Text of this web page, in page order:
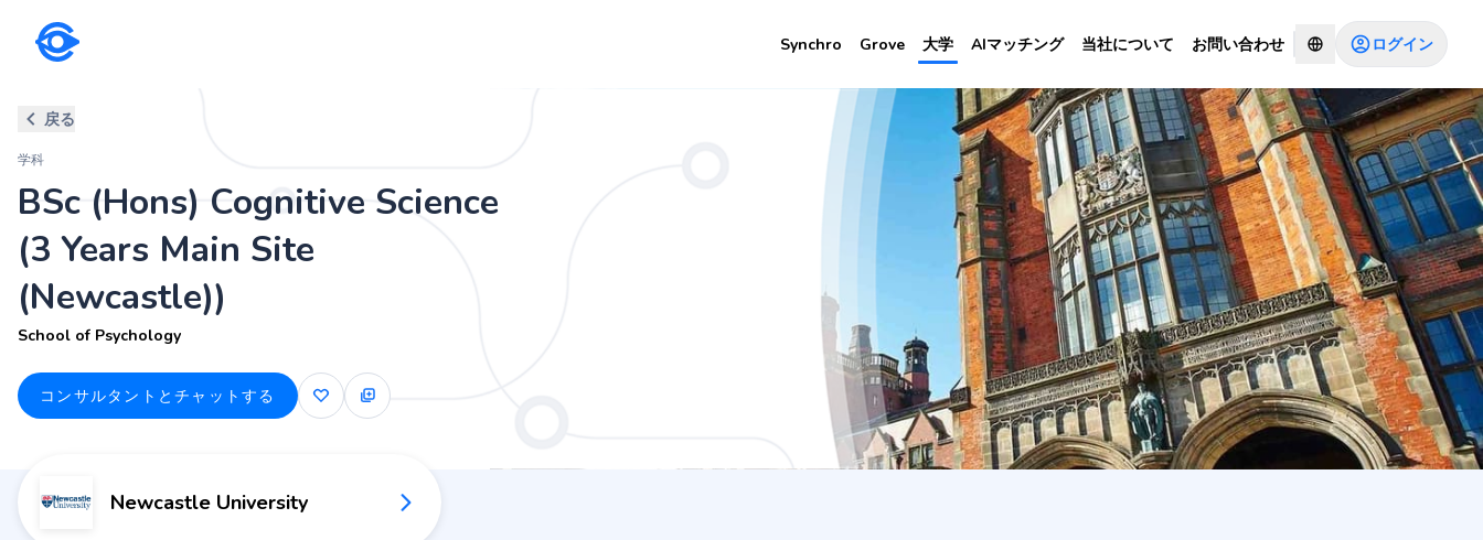
Synchro Grove 大学 AIマッチング 当社について お問い合わせ ログイン
BSc (Hons) Cognitive Science (3 Years Main Site (Newcastle)) コンサルタントとチャットする
戻る
学科
BSc (Hons) Cognitive Science
(3 Years Main Site
(Newcastle))
School of Psychology
コンサルタントとチャットする
Newcastle University